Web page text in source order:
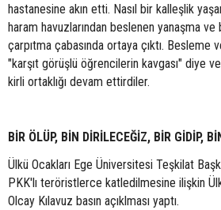
hastanesine akın etti. Nasıl bir kalleşlik
haram havuzlarından beslenen yanaşma
çarpıtma çabasında ortaya çıktı. Besleme
"karşıt görüşlü öğrencilerin kavgası" diye
kirli ortaklığı devam ettirdiler.
BİR ÖLÜP, BİN DİRİLECEĞİZ, BİR GİDİP,
Ülkü Ocakları Ege Üniversitesi Teşkilat
PKK'lı teröristlerce katledilmesine ilişkin
Olcay Kılavuz basın açıklması yaptı.